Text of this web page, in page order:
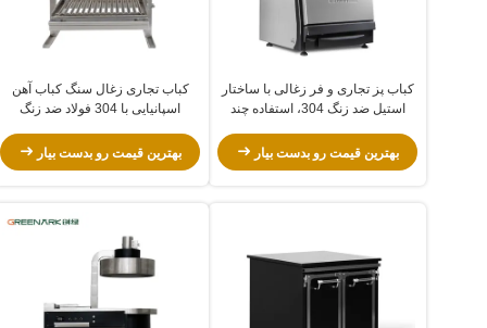
کباب پز تجاری و فر زغالی با ساختار
استیل ضد زنگ 304، استفاده چند
سانتیگراد
بهترین قیمت رو بدست بیار
کباب تجاری زغال سنگ کباب آهن
اسپانیایی با 304 فولاد ضد زنگ
سانتیگراد دمای پخت
بهترین قیمت رو بدست بیار